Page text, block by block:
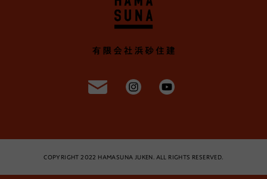
COPYRIGHT 2022 HAMASUNA JUKEN. ALL RIGHTS RESERVED.